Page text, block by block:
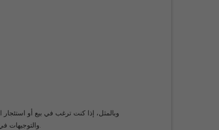
وبالمثل، إذا كنت ترغب في بيع أو
والتوجيهات